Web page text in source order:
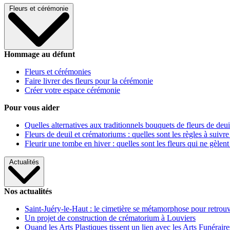
Fleurs et cérémonie
Hommage au défunt
Fleurs et cérémonies
Faire livrer des fleurs pour la cérémonie
Créer votre espace cérémonie
Pour vous aider
Quelles alternatives aux traditionnels bouquets de fleurs de
Fleurs de deuil et crématoriums : quelles sont les règles à
Fleurir une tombe en hiver : quelles sont les fleurs qui ne gèlent
Actualités
Nos actualités
Saint-Juéry-le-Haut : le cimetière se métamorphose pour
Un projet de construction de crématorium à Louviers
Quand les Arts Plastiques tissent un lien avec les Arts